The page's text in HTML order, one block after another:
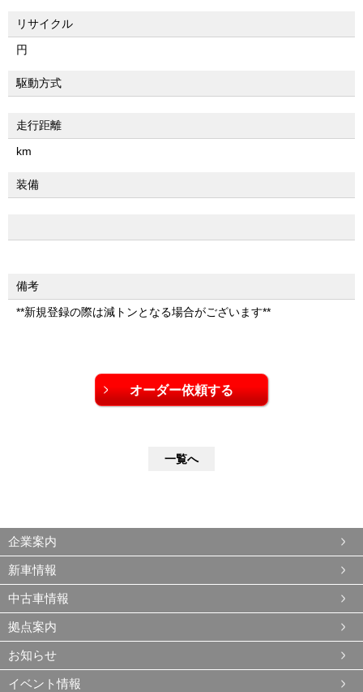
リサイクル
円
駆動方式
走行距離
km
装備
備考
**新規登録の際は減トンとなる場合がございます**
一覧へ
企業案内
新車情報
中古車情報
拠点案内
お知らせ
イベント情報